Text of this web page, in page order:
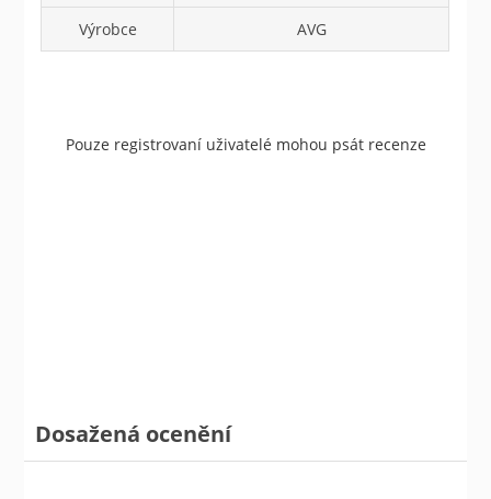
Výrobce AVG
Pouze registrovaní uživatelé mohou psát recenze
Dosažená ocenění